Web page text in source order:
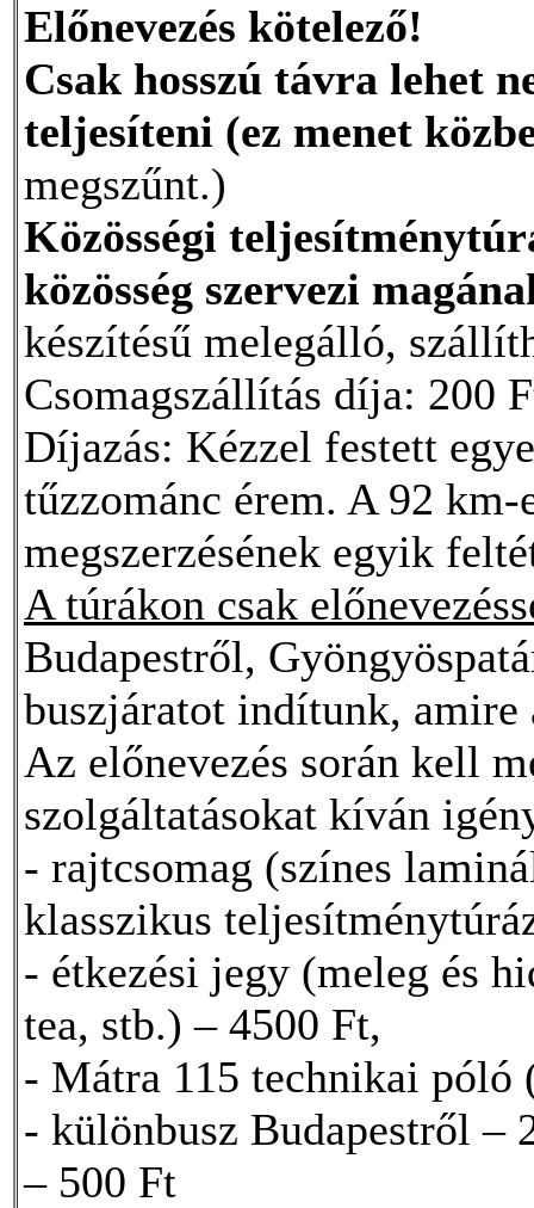
Előnevezés kötelező!
Csak hosszú távra lehet
teljesíteni (ez menet
megszűnt.)
Közösségi
közösség szervezi
készítésű melegálló,
Csomagszállítás díja: 200
Díjazás: Kézzel festett
tűzzománc érem. A 92
megszerzésének egyik
A túrákon csak
Budapestről,
buszjáratot indítunk,
Az előnevezés során kell
szolgáltatásokat kíván
- rajtcsomag (színes
klasszikus
- étkezési jegy (meleg és
tea, stb.) – 4500 Ft,
- Mátra 115 technikai póló
- különbusz Budapestről –
– 500 Ft